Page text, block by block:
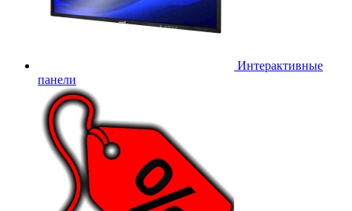
Интерактивные
панели